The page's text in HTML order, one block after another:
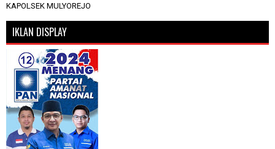
KAPOLSEK MULYOREJO
IKLAN DISPLAY